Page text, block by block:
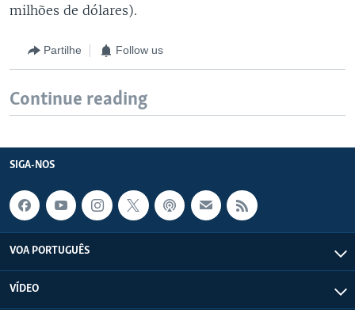
milhões de dólares).
Partilhe Follow us
Continue reading
SIGA-NOS
VOA PORTUGUÊS
VÍDEO